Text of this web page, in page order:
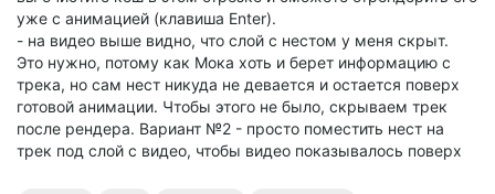
уже с анимацией (клавиша Enter).
- на видео выше видно, что слой с нестом у меня скрыт.
Это нужно, потому как Мока хоть и берет информацию с
трека, но сам нест никуда не девается и остается поверх
готовой анимации. Чтобы этого не было, скрываем трек
после рендера. Вариант №2 - просто поместить нест на
трек под слой с видео, чтобы видео показывалось поверх